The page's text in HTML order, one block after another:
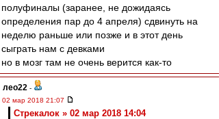
полуфиналы (заранее, не дожидаясь
определения пар до 4 апреля) сдвинуть на
неделю раньше или позже и в этот день
сыграть нам с девками
но в мозг там не очень верится как-то
лео22 -
02 мар 2018 21:07
Стрекалок » 02 мар 2018 14:04